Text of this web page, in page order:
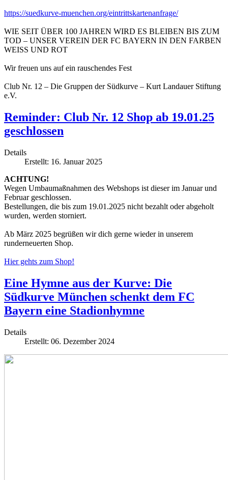
https://suedkurve-muenchen.org/eintrittskartenanfrage/
WIE SEIT ÜBER 100 JAHREN WIRD ES BLEIBEN BIS ZUM
TOD – UNSER VEREIN DER FC BAYERN IN DEN FARBEN
WEISS UND ROT
Wir freuen uns auf ein rauschendes Fest
Club Nr. 12 – Die Gruppen der Südkurve – Kurt Landauer Stiftung
e.V.
Reminder: Club Nr. 12 Shop ab 19.01.25
geschlossen
Details
Erstellt: 16. Januar 2025
ACHTUNG!
Wegen Umbaumaßnahmen des Webshops ist dieser im Januar und
Februar geschlossen.
Bestellungen, die bis zum 19.01.2025 nicht bezahlt oder abgeholt
wurden, werden storniert.
Ab März 2025 begrüßen wir dich gerne wieder in unserem
runderneuerten Shop.
Hier gehts zum Shop!
Eine Hymne aus der Kurve: Die
Südkurve München schenkt dem FC
Bayern eine Stadionhymne
Details
Erstellt: 06. Dezember 2024